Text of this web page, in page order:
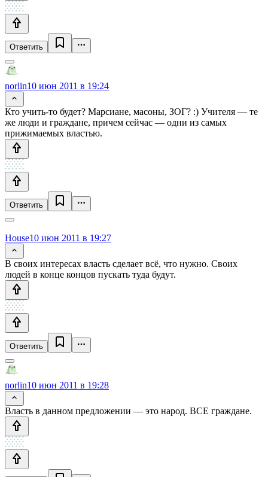
Ответить
norlin10 июн 2011 в 19:24
Кто учить-то будет? Марсиане, масоны, ЗОГ? :) Учителя — те
же люди и граждане, причем сейчас — одни из самых
прижимаемых властью.
Ответить
House10 июн 2011 в 19:27
В своих интересах власть сделает всё, что нужно. Своих
людей в конце концов пускать туда будут.
Ответить
norlin10 июн 2011 в 19:28
Власть в данном предложении — это народ. ВСЕ граждане.